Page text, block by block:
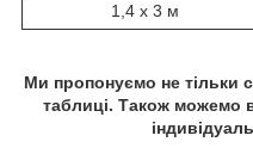
1,4 х 3 м
Ми пропонуємо не тільки
таблиці. Також можемо